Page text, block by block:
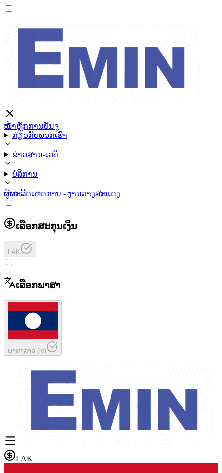
ໜ້າຫຼັກການບັນຈຸ
ກ່ຽວກັບພວກເຮົາ
ຂ່າວສານ-ເວທີ
ບໍລິການ
ຜູ້ຜະລິດເຫດການ - ງານວາງສະແດງ
ເລືອກສະກຸນເງິນ
LAK
ເລືອກພາສາ
ພາສາລາວ (lo)
LAK